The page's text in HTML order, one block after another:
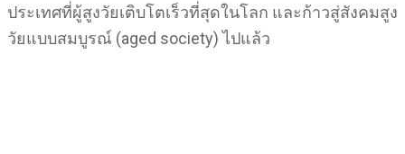
ประเทศที่ผู้สูงวัยเติบโตเร็วที่สุดในโลก และก้าวสู่สังคมสูง
วัยแบบสมบูรณ์ (aged society) ไปแล้ว